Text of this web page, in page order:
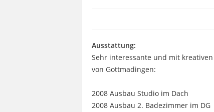
Ausstattung:
Sehr interessante und mit
von Gottmadingen:
2008 Ausbau Studio im Dach
2008 Ausbau 2. Badezimmer im DG